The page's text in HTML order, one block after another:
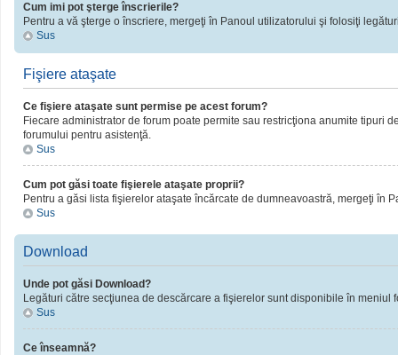
Cum imi pot şterge înscrierile?
Pentru a vă şterge o înscriere, mergeţi în Panoul utilizatorului şi folosiţi
Sus
Fişiere ataşate
Ce fişiere ataşate sunt permise pe acest forum?
Fiecare administrator de forum poate permite sau restricţiona anumite tipuri
forumului pentru asistenţă.
Sus
Cum pot găsi toate fişierele ataşate proprii?
Pentru a găsi lista fişierelor ataşate încărcate de dumneavoastră, mergeţi în
Sus
Download
Unde pot găsi Download?
Legături către secţiunea de descărcare a fişierelor sunt disponibile în meniul
Sus
Ce înseamnă?